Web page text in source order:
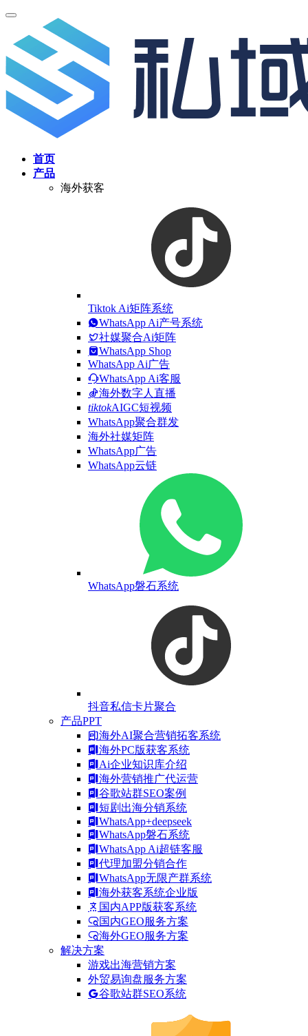
首页
产品
海外获客
Tiktok Ai矩阵系统
WhatsApp Ai产号系统
社媒聚合Ai矩阵
WhatsApp Shop
WhatsApp Ai广告
WhatsApp Ai客服
海外数字人直播
tiktokAIGC短视频
WhatsApp聚合群发
海外社媒矩阵
WhatsApp广告
WhatsApp云链
WhatsApp磐石系统
抖音私信卡片聚合
产品PPT
海外AI聚合营销拓客系统
海外PC版获客系统
Ai企业知识库介绍
海外营销推广代运营
谷歌站群SEO案例
短剧出海分销系统
WhatsApp+deepseek
WhatsApp磐石系统
WhatsApp Ai超链客服
代理加盟分销合作
WhatsApp无限产群系统
海外获客系统企业版
国内APP版获客系统
国内GEO服务方案
海外GEO服务方案
解决方案
游戏出海营销方案
外贸易询盘服务方案
谷歌站群SEO系统